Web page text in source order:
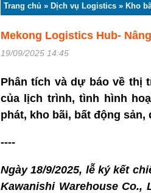
Trang chủ » Dịch vụ Logistics » Kho
Mekong Logistics Hub-
19/09/2025 14:45
Phân tích và dự báo về thị
của lịch trình, tình hình
phát, kho bãi, bất động sản,
----
Ngày 18/9/2025, lễ ký kết
Kawanishi Warehouse Co.,